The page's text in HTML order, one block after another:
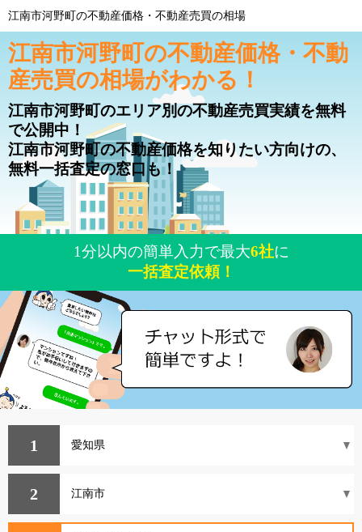
江南市河野町の不動産価格・不動産売買の相場
江南市河野町の不動産価格・不動
産売買の相場がわかる！
江南市河野町のエリア別の不動産売買実績を無料
で公開中！
江南市河野町の不動産価格を知りたい方向けの、
無料一括査定の窓口も！
1分以内の簡単入力で最大6社に
一括査定依頼！
1
2